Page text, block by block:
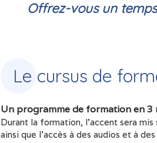
Offrez-vous un
Le cursus de
Un programme de formation en 3
Durant la formation, l'accent sera
ainsi que l'accès à des audios et à